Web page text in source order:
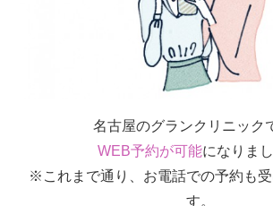
名古屋のグランクリニック
WEB予約が可能になりまし
※これまで通り、お電話での予約も受
す。